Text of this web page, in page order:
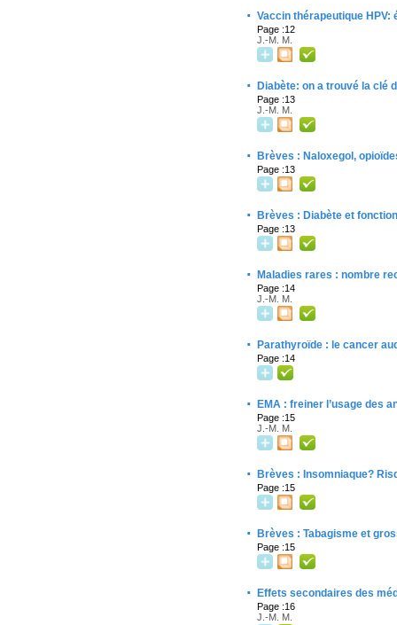
· Vaccin thérapeutique HPV:
Page :12
J.-M. M.
· Diabète: on a trouvé la clé
Page :13
J.-M. M.
· Brèves : Naloxegol,
Page :13
· Brèves : Diabète et
Page :13
· Maladies rares : nombre
Page :14
J.-M. M.
· Parathyroïde : le cancer
Page :14
· EMA : freiner l’usage des
Page :15
J.-M. M.
· Brèves : Insomniaque?
Page :15
· Brèves : Tabagisme et
Page :15
· Effets secondaires des
Page :16
J.-M. M.